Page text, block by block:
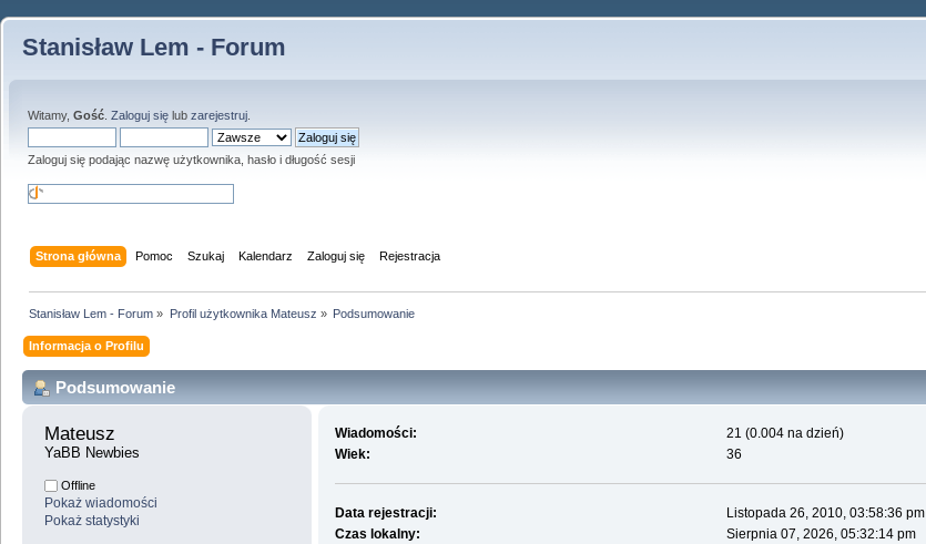
Stanisław Lem - Forum
Witamy, Gość Zaloguj się lub zarejestruj
Zaloguj się podając nazwę użytkownika, hasło i długość sesji
Strona główna Pomoc Szukaj Kalendarz Zaloguj się Rejestracja
Stanisław Lem - Forum » Profil użytkownika Mateusz » Podsumowanie
Informacja o Profilu
Podsumowanie
Mateusz
YaBB Newbies
Offline
Pokaż wiadomości
Pokaż statystyki
Wiadomości:
21 (0.004 na dzień)
Wiek:
36
Data rejestracji:
Listopada 26, 2010, 03:58:36 pm
Czas lokalny:
Sierpnia 07, 2026, 05:32:14 pm